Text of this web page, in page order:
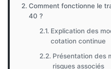
Comment fonctionne le
40 ?
Explication des
cotation continue
Présentation des
risques associés